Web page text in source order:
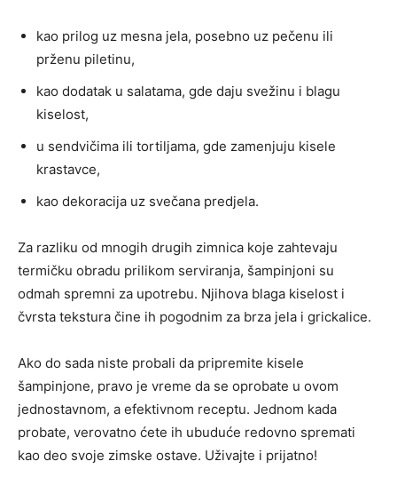
kao prilog uz mesna jela, posebno uz pečenu ili
prženu piletinu,
kao dodatak u salatama, gde daju svežinu i blagu
kiselost,
u sendvičima ili tortiljama, gde zamenjuju kisele
krastavce,
kao dekoracija uz svečana predjela.
Za razliku od mnogih drugih zimnica koje zahtevaju
termičku obradu prilikom serviranja, šampinjoni su
odmah spremni za upotrebu. Njihova blaga kiselost i
čvrsta tekstura čine ih pogodnim za brza jela i grickalice.
Ako do sada niste probali da pripremite kisele
šampinjone, pravo je vreme da se oprobate u ovom
jednostavnom, a efektivnom receptu. Jednom kada
probate, verovatno ćete ih ubuduće redovno spremati
kao deo svoje zimske ostave. Uživajte i prijatno!